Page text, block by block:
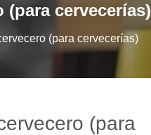
cervecerías)
(para cervecerías)
(para